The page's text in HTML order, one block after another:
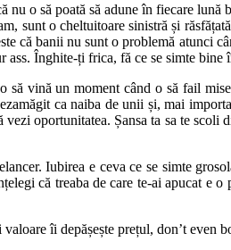
o să poată să adune în fiecare lună
sunt o cheltuitoare sinistră și
că banii nu sunt o problemă atunci
Înghite-ți frica, fă ce se simte
un moment când o să fail
ca naiba de unii și, mai
oportunitatea. Șansa ta sa te scoli
Iubirea e ceva ce se simte
că treaba de care te-ai apucat e
îi depășește prețul, don’t even